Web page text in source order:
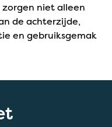
zorgen niet alleen
de achterzijde,
en gebruiksgemak